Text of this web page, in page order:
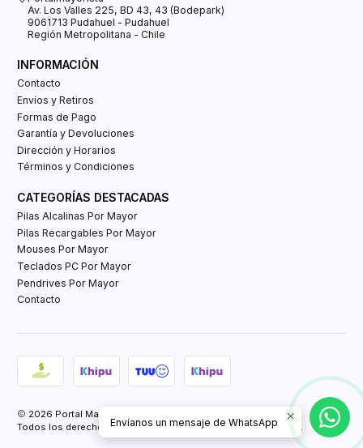
Av. Los Valles 225, BD 43, 43 (Bodepark)
9061713 Pudahuel - Pudahuel
Región Metropolitana - Chile
INFORMACIÓN
Contacto
Envíos y Retiros
Formas de Pago
Garantía y Devoluciones
Dirección y Horarios
Términos y Condiciones
CATEGORÍAS DESTACADAS
Pilas Alcalinas Por Mayor
Pilas Recargables Por Mayor
Mouses Por Mayor
Teclados PC Por Mayor
Pendrives Por Mayor
Contacto
2026 Portal Mayorista Tienda E-Commerce.
Todos los derechos reservados. Powered by Retail Market SPA
Envíanos un mensaje de WhatsApp